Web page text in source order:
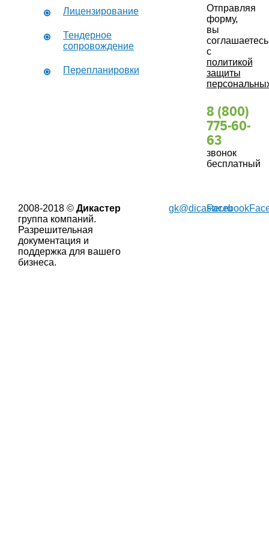
Лицензирование
Тендерное
сопровождение
Перепланировки
Отправляя
форму,
вы
соглашаетесь
с
политикой
защиты
8 (800)
775-60-
63
звонок
бесплатный
2008-2018 © Дикастер
группа компаний.
Разрешительная
документация и
поддержка для вашего
бизнеса.
gk@dicaster.ru
Facebook